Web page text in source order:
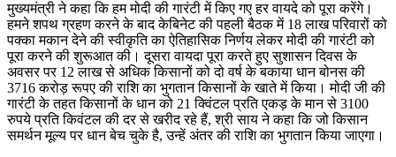
मुख्यमंत्री ने कहा कि हम मोदी की गारंटी में किए गए हर वायदे को पूरा करेंगे।
हमने शपथ ग्रहण करने के बाद केबिनेट की पहली बैठक में 18 लाख परिवारों को
पक्का मकान देने की स्वीकृति का ऐतिहासिक निर्णय लेकर मोदी की गारंटी को
पूरा करने की शुरूआत की। दूसरा वायदा पूरा करते हुए सुशासन दिवस के
अवसर पर 12 लाख से अधिक किसानों को दो वर्ष के बकाया धान बोनस की
3716 करोड़ रूपए की राशि का भुगतान किसानों के खाते में किया। मोदी जी की
गारंटी के तहत किसानों के धान को 21 क्विंटल प्रति एकड़ के मान से 3100
रुपये प्रति किवंटल की दर से खरीद रहे हैं, श्री साय ने कहा कि जो किसान
समर्थन मूल्य पर धान बेच चुके है, उन्हें अंतर की राशि का भुगतान किया जाएगा।